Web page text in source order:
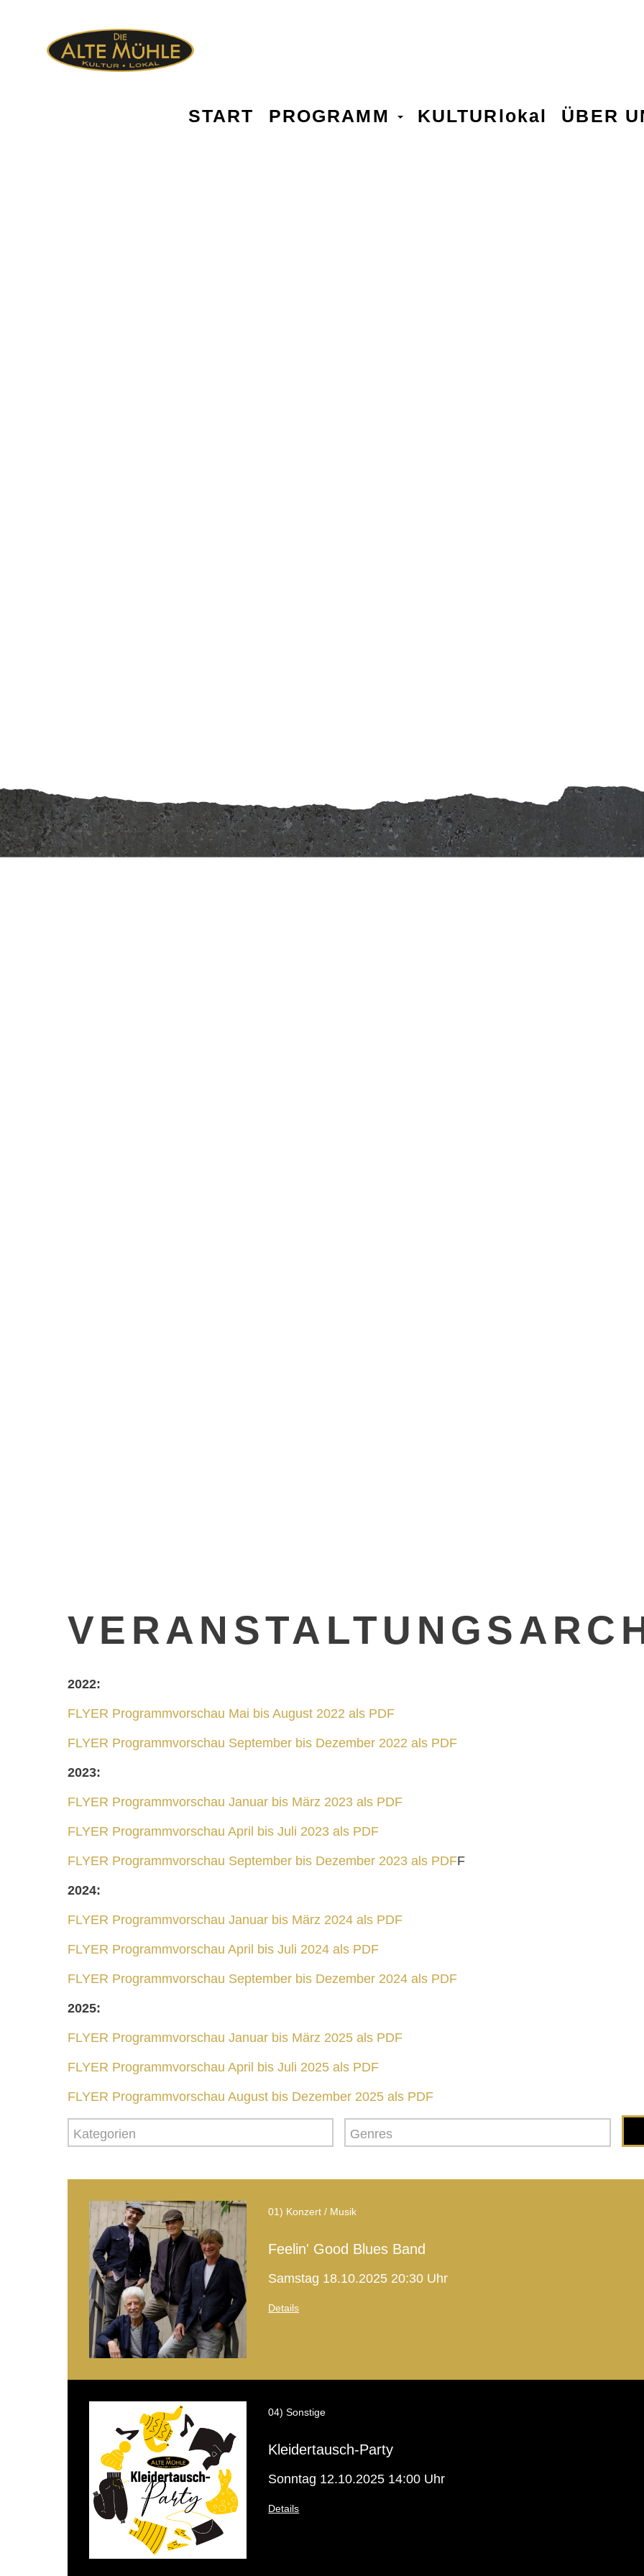
START PROGRAMM KULTURlokal ÜBER
2022:
FLYER Programmvorschau Mai bis August 2022 als PDF
FLYER Programmvorschau September bis Dezember 2022 als PDF
2023:
FLYER Programmvorschau Januar bis März 2023 als PDF
FLYER Programmvorschau April bis Juli 2023 als PDF
FLYER Programmvorschau September bis Dezember 2023 als PDFF
2024:
FLYER Programmvorschau Januar bis März 2024 als PDF
FLYER Programmvorschau April bis Juli 2024 als PDF
FLYER Programmvorschau September bis Dezember 2024 als PDF
2025:
FLYER Programmvorschau Januar bis März 2025 als PDF
FLYER Programmvorschau April bis Juli 2025 als PDF
FLYER Programmvorschau August bis Dezember 2025 als PDF
01) Konzert / Musik
Feelin' Good Blues Band
Samstag 18.10.2025 20:30 Uhr
Details
04) Sonstige
Kleidertausch-Party
Sonntag 12.10.2025 14:00 Uhr
Details